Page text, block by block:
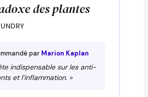
des plantes
par Marion Kaplan
indispensable sur les anti-
et l’inflammation. »